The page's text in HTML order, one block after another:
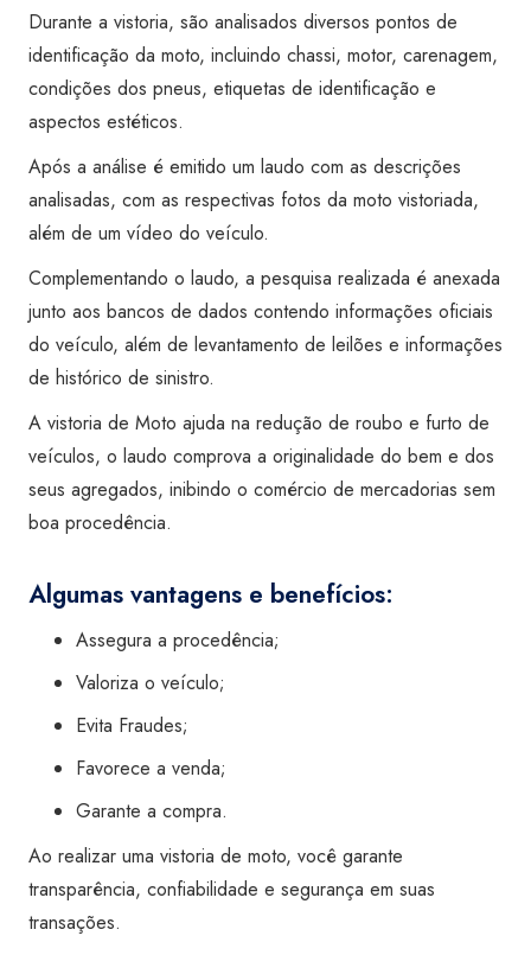
Transferência)
-
Super
Visão
SBC
Jurubatuba
quantidade
Durante a vistoria, são analisados diversos pontos de
identificação da moto, incluindo chassi, motor, carenagem,
condições dos pneus, etiquetas de identificação e
aspectos estéticos.
Após a análise é emitido um laudo com as descrições
analisadas, com as respectivas fotos da moto vistoriada,
além de um vídeo do veículo.
Complementando o laudo, a pesquisa realizada é anexada
junto aos bancos de dados contendo informações oficiais
do veículo, além de levantamento de leilões e informações
de histórico de sinistro.
A vistoria de Moto ajuda na redução de roubo e furto de
veículos, o laudo comprova a originalidade do bem e dos
seus agregados, inibindo o comércio de mercadorias sem
boa procedência.
Algumas vantagens e benefícios:
Assegura a procedência;
Valoriza o veículo;
Evita Fraudes;
Favorece a venda;
Garante a compra.
Ao realizar uma vistoria de moto, você garante
transparência, confiabilidade e segurança em suas
transações.